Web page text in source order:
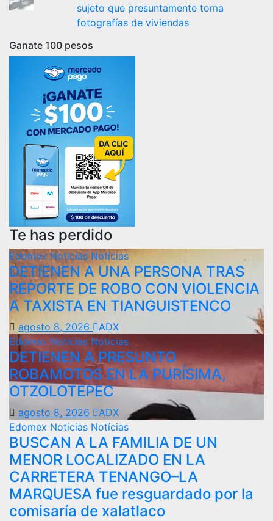
sujeto que presuntamente toma
fotografías de viviendas
Ganate 100 pesos
Te has perdido
EdomexNoticias Notícias
DETIENEN A UNA PERSONA TRAS
REPORTE DE ROBO CON VIOLENCIA
A TAXISTA EN TIANGUISTENCO
agosto 8, 2026
ADX
Edomex Notícias Noticias
DETIENEN A PRESUNTO
ROBAMOTOS EN LA PURÍSIMA,
OTZOLOTEPEC
agosto 8, 2026
ADX
Edomex Noticias Notícias
BUSCAN A LA FAMILIA DE UN
MENOR LOCALIZADO EN LA
CARRETERA TENANGO–LA
MARQUESA fue resguardado por la
comisaría de xalatlaco